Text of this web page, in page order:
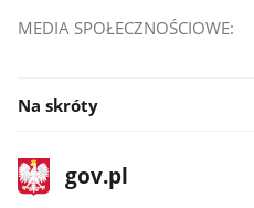
MEDIA SPOŁECZNOŚCIOWE:
Na skróty
stopka
gov.plStrona
gov.pl